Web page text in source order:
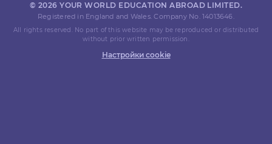
© 2026 YOUR WORLD EDUCATION ABROAD LIMITED.
Registered in England and Wales. Company No. 14013646.
All rights reserved. No part of this website may be reproduced or distributed
without prior written permission.
Настройки cookie